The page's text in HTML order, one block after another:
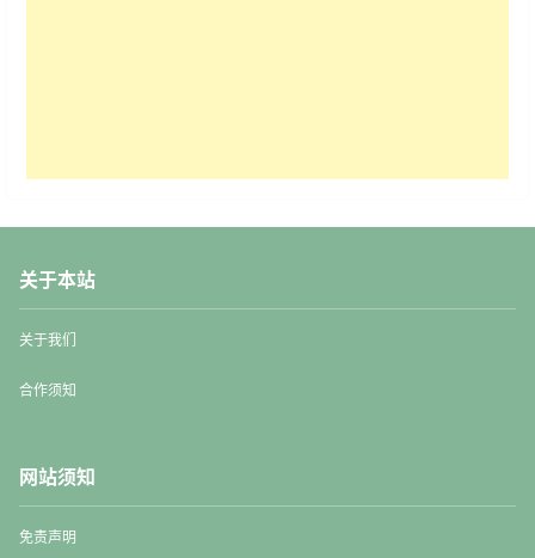
关于本站
关于我们
合作须知
网站须知
免责声明